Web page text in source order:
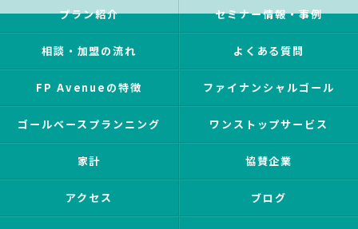
プラン紹介 セミナー情報・事例
相談・加盟の流れ よくある質問
FP Avenueの特徴 ファイナンシャルゴール
ゴールベースプランニング ワンストップサービス
家計 協賛企業
アクセス ブログ